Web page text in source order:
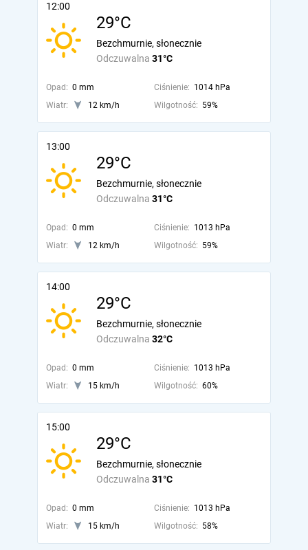
12:00
29°C
Odczuwalna 31°C
Bezchmurnie, słonecznie
Opad: 0 mm Ciśnienie: 1014 hPa
Wiatr:
12 km/h Wilgotność: 59%
13:00
29°C
Odczuwalna 31°C
Bezchmurnie, słonecznie
Opad: 0 mm Ciśnienie: 1013 hPa
Wiatr:
12 km/h Wilgotność: 59%
14:00
29°C
Odczuwalna 32°C
Bezchmurnie, słonecznie
Opad: 0 mm Ciśnienie: 1013 hPa
Wiatr:
15 km/h Wilgotność: 60%
15:00
29°C
Odczuwalna 31°C
Bezchmurnie, słonecznie
Opad: 0 mm Ciśnienie: 1013 hPa
Wiatr:
15 km/h Wilgotność: 58%